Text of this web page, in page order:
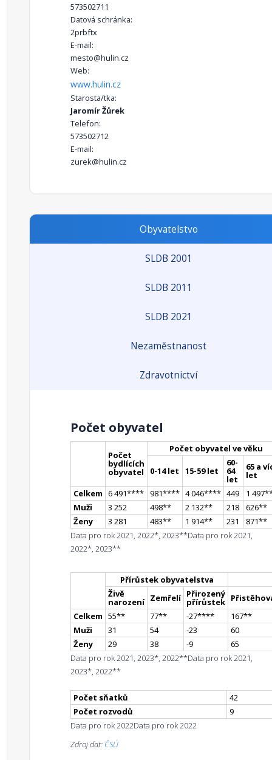
573502711
Datová schránka:
2prbftx
E-mail:
mesto@hulin.cz
Web:
www.hulin.cz
Starosta/tka:
Jaromír Žůrek
Telefon:
573502712
E-mail:
zurek@hulin.cz
Obyvatelstvo
SLDB 2001
SLDB 2011
SLDB 2021
Nezaměstnanost
Zdravotnictví
Počet obyvatel
Počet
bydlících
obyvatel
Počet obyvatel ve věku
0-14 let 15-59 let
60-
64
let
65 a
let
Celkem 6 491**** 981**** 4 046**** 449 1 497
Muži
3 252 498** 2 132** 218 626**
Ženy
3 281 483** 1 914** 231 871**
Data pro rok 2021, 2022*, 2023**Data pro rok 2021,
2022*, 2023**
Přírůstek obyvatelstva
Živě
narození Zemřelí Přirozený
přírůstek
Celkem 55** 77** -27**** 167**
Muži
31 54 -23
60
Ženy
29 38 -9
65
Data pro rok 2021, 2023*, 2022**Data pro rok 2021,
2023*, 2022**
Počet sňatků
42
Počet rozvodů
9
Data pro rok 2022Data pro rok 2022
Zdroj dat: ČSÚ